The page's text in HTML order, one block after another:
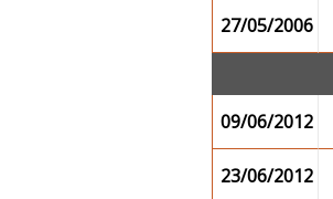
27/05/2006
09/06/2012
23/06/2012